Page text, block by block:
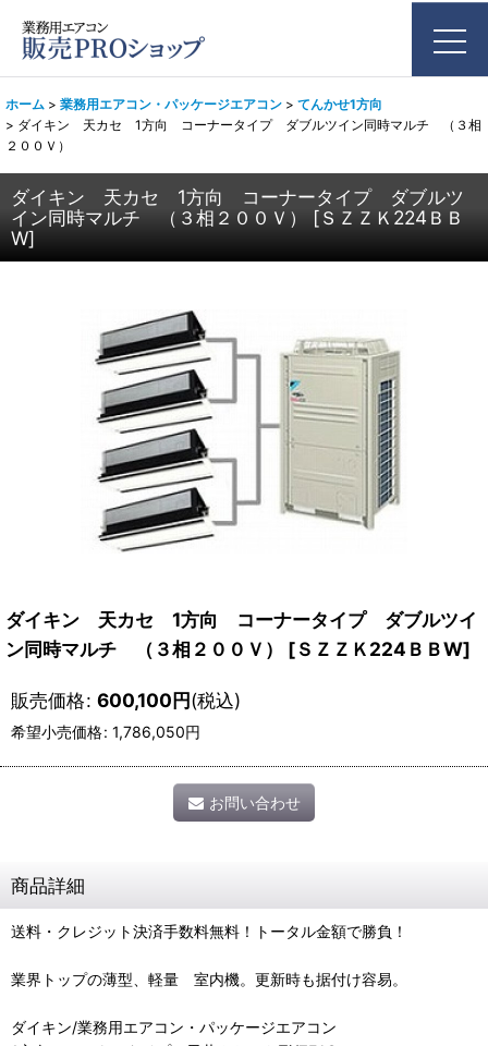
ホーム > 業務用エアコン・パッケージエアコン > てんかせ1方向
> ダイキン 天カセ 1方向 コーナータイプ ダブルツイン同時マルチ （３相
２００Ｖ）
ダイキン 天カセ 1方向 コーナータイプ ダブルツ
イン同時マルチ （３相２００Ｖ）
[ＳＺＺＫ224ＢＢ
W]
ダイキン 天カセ 1方向 コーナータイプ ダブルツイ
ン同時マルチ （３相２００Ｖ）
[ＳＺＺＫ224ＢＢW]
販売価格: 600,100円(税込)
希望小売価格: 1,786,050円
お問い合わせ
商品詳細
送料・クレジット決済手数料無料！トータル金額で勝負！
業界トップの薄型、軽量 室内機。更新時も据付け容易。
ダイキン/業務用エアコン・パッケージエアコン